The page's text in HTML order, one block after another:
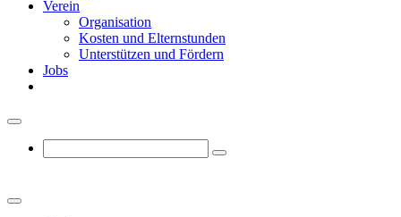
Verein
Organisation
Kosten und Elternstunden
Unterstützen und Fördern
Jobs